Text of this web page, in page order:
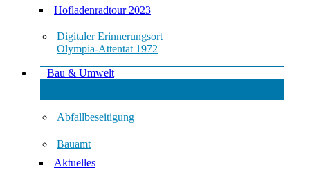
Hofladenradtour 2023
Digitaler Erinnerungsort
Olympia-Attentat 1972
Bau & Umwelt
Abfallbeseitigung
Bauamt
Aktuelles